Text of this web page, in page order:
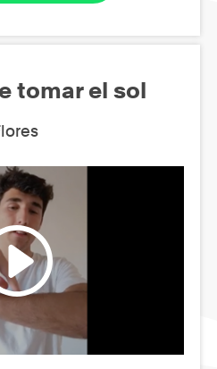
tomar el sol